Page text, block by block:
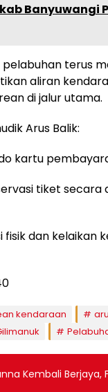
Banyuwangi
terus
aliran
di jalur utama.
Arus Balik:
kartu
tiket
fisik dan kelaikan
kendaraan
Kembali